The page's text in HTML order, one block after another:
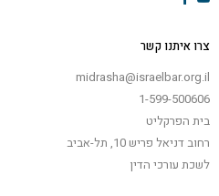
צרו איתנו קשר
midrasha@israelbar.org.il
1-599-500606
בית הפרקליט
רחוב דניאל פריש 10, תל-אביב
לשכת עורכי הדין